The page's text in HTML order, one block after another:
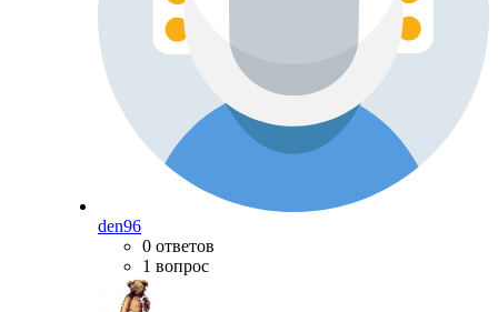
den96
0 ответов
1 вопрос